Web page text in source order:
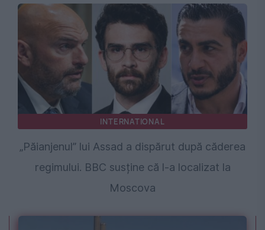
INTERNATIONAL
„Păianjenul” lui Assad a dispărut după căderea
regimului. BBC susține că l-a localizat la
Moscova